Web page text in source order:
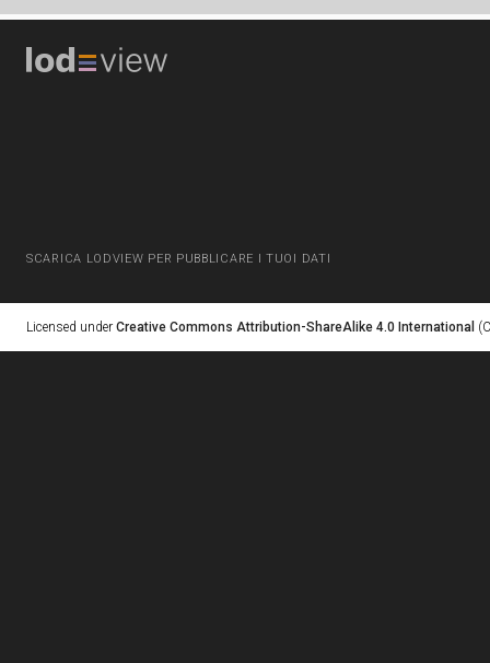
SCARICA LODVIEW PER PUBBLICARE I TUOI DATI
Licensed under Creative Commons Attribution-ShareAlike 4.0 International